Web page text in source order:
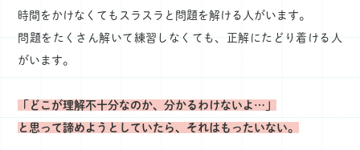
時間をかけなくてもスラスラと問題を解ける人がいます。
問題をたくさん解いて練習しなくても、正解にたどり着ける人
がいます。
「どこが理解不十分なのか、分かるわけないよ…」
と思って諦めようとしていたら、それはもったいない。